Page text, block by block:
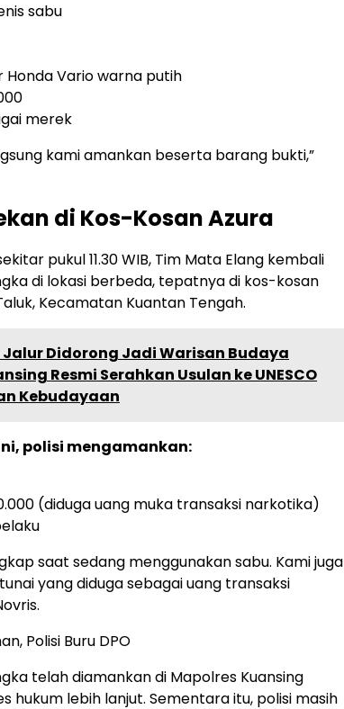
sabu
Honda Vario warna putih
merek
kami amankan beserta barang bukti,”
di Kos-Kosan Azura
pukul 11.30 WIB, Tim Mata Elang kembali
di lokasi berbeda, tepatnya di kos-kosan
Kecamatan Kuantan Tengah.
Jalur Didorong Jadi Warisan Budaya
Resmi Serahkan Usulan ke UNESCO
Kebudayaan
polisi mengamankan:
(diduga uang muka transaksi narkotika)
saat sedang menggunakan sabu. Kami juga
yang diduga sebagai uang transaksi
Polisi Buru DPO
telah diamankan di Mapolres Kuansing
hukum lebih lanjut. Sementara itu, polisi masih